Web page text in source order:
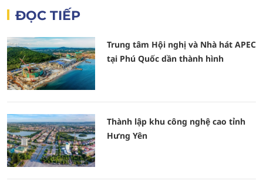
ĐỌC TIẾP
Trung tâm Hội nghị và Nhà hát APEC
tại Phú Quốc dần thành hình
Thành lập khu công nghệ cao tỉnh
Hưng Yên